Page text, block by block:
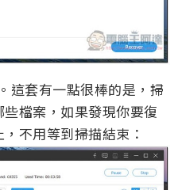
這套有一點很棒的是，掃
檔案，如果發現你要復
不用等到掃描結束：